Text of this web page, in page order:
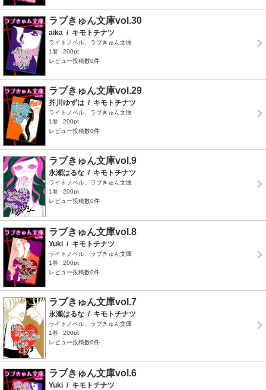
ラブきゅん文庫vol.30
aika / キモトチナツ
ライトノベル、ラブきゅん文庫
1巻
200pt
レビュー投稿数0件
ラブきゅん文庫vol.29
芥川ゆずは / キモトチナツ
ライトノベル、ラブきゅん文庫
1巻
200pt
レビュー投稿数0件
ラブきゅん文庫vol.9
永瀬はるな / キモトチナツ
ライトノベル、ラブきゅん文庫
1巻
200pt
レビュー投稿数0件
ラブきゅん文庫vol.8
Yuki / キモトチナツ
ライトノベル、ラブきゅん文庫
1巻
200pt
レビュー投稿数0件
ラブきゅん文庫vol.7
永瀬はるな / キモトチナツ
ライトノベル、ラブきゅん文庫
1巻
200pt
レビュー投稿数0件
ラブきゅん文庫vol.6
Yuki / キモトチナツ